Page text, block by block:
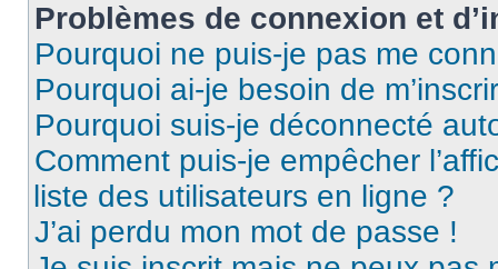
Problèmes de connexion et
Pourquoi ne puis-je pas me
Pourquoi ai-je besoin de
Pourquoi suis-je déconnecté
Comment puis-je empêcher
liste des utilisateurs en ligne ?
J’ai perdu mon mot de passe !